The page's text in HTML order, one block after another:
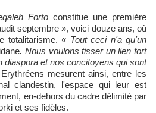
Forto constitue une première
septembre », voici douze ans, où
totalitarisme. « Tout ceci n'a qu'un
. Nous voulons tisser un lien fort
diaspora et nos concitoyens qui sont
mesurent ainsi, entre les
clandestin, l'espace qui leur est
en-dehors du cadre délimité par
et ses fidèles.